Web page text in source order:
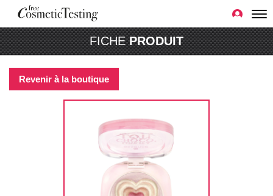
FICHEPRODUIT
Revenir à la boutique